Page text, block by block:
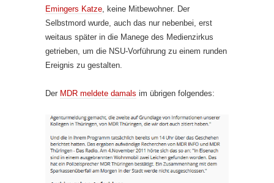
Emingers Katze , keine Mitbewohner. Der
Selbstmord wurde, auch das nur nebenbei, erst
weitaus später in die Manege des Me­dienzirkus
getrieben, um die NSU-Vorführung zu einem runden
Ereignis zu gestalten.
Der MDR meldete damals im übrigen folgendes: